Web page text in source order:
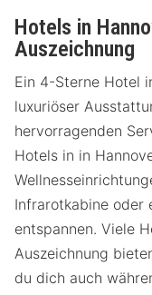
Hotels in
Auszeichnung
Ein 4-Sterne Hotel
luxuriöser
hervorragenden
Hotels in in
Infrarotkabine oder
entspannen. Viele
Auszeichnung
du dich auch